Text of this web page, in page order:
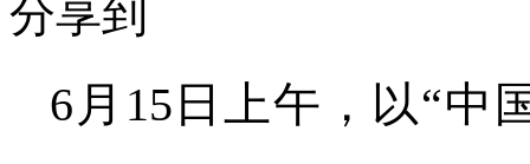
分享到
6月15日上午，以“